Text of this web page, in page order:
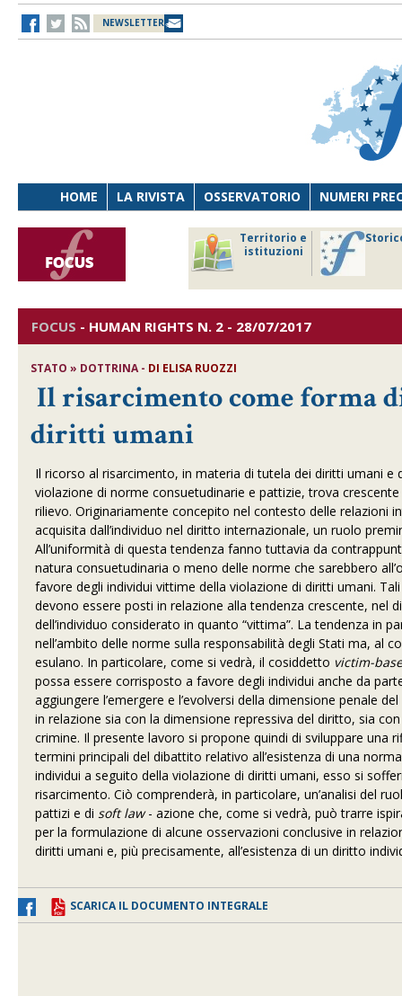
NEWSLETTER
HOME LA RIVISTA OSSERVATORIO NUMERI
Territorio e
istituzioni
FOCUS - HUMAN RIGHTS N. 2 - 28/07/2017
STATO » DOTTRINA - DI ELISA RUOZZI
Il risarcimento come forma
diritti umani
Il ricorso al risarcimento, in materia di tutela dei diritti umani
violazione di norme consuetudinarie e pattizie, trova
rilievo. Originariamente concepito nel contesto delle relazioni
acquisita dall’individuo nel diritto internazionale, un ruolo
All’uniformità di questa tendenza fanno tuttavia da
natura consuetudinaria o meno delle norme che sarebbero
favore degli individui vittime della violazione di diritti umani.
devono essere posti in relazione alla tendenza crescente, nel
dell’individuo considerato in quanto “vittima”. La tendenza in
nell’ambito delle norme sulla responsabilità degli Stati ma, al
esulano. In particolare, come si vedrà, il cosiddetto victim-
possa essere corrisposto a favore degli individui anche da
aggiungere l’emergere e l’evolversi della dimensione penale
in relazione sia con la dimensione repressiva del diritto, sia
crimine. Il presente lavoro si propone quindi di sviluppare
termini principali del dibattito relativo all’esistenza di una
individui a seguito della violazione di diritti umani, esso si
risarcimento. Ciò comprenderà, in particolare, un’analisi del
pattizi e disoft law- azione che, come si vedrà, può trarre
per la formulazione di alcune osservazioni conclusive in
diritti umani e, più precisamente, all’esistenza di un diritto
SCARICA IL DOCUMENTO INTEGRALE